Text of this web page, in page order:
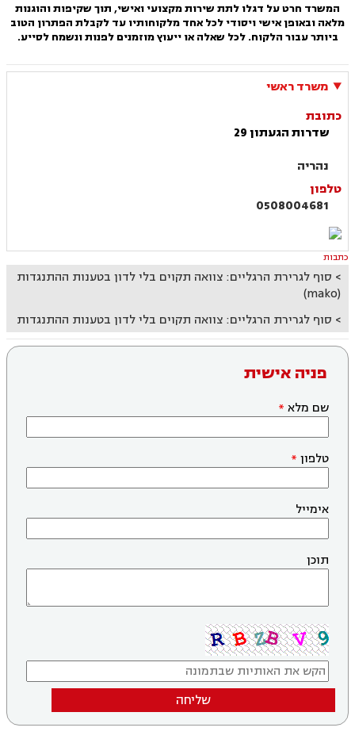
המשרד חרט על דגלו לתת שירות מקצועי ואישי, תוך שקיפות והוגנות
מלאה ובאופן אישי ויסודי לכל אחד מלקוחותיו עד לקבלת הפתרון הטוב
ביותר עבור הלקוח. לכל שאלה או ייעוץ מוזמנים לפנות ונשמח לסייע.
משרד ראשי
כתובת
שדרות הגעתון 29
נהריה
טלפון
0508004681
כתבות
סוף לגרירת הרגליים: צוואה תקוים בלי לדון בטענות ההתנגדות
(mako)
סוף לגרירת הרגליים: צוואה תקוים בלי לדון בטענות ההתנגדות
פניה אישית
שם מלא
טלפון
אימייל
תוכן
שליחה